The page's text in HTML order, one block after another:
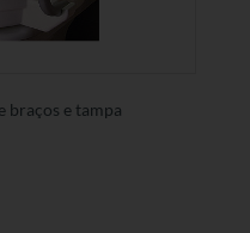
braços e tampa